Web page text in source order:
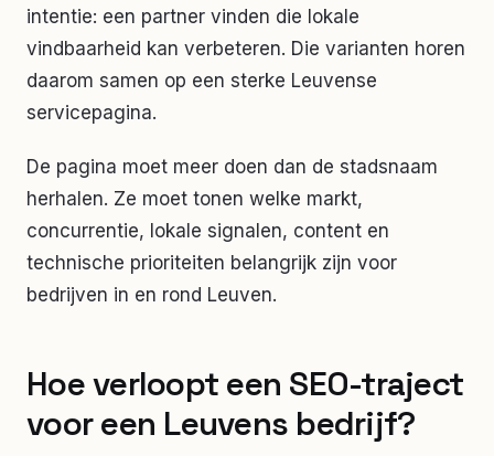
intentie: een partner vinden die lokale
vindbaarheid kan verbeteren. Die varianten horen
daarom samen op een sterke Leuvense
servicepagina.
De pagina moet meer doen dan de stadsnaam
herhalen. Ze moet tonen welke markt,
concurrentie, lokale signalen, content en
technische prioriteiten belangrijk zijn voor
bedrijven in en rond Leuven.
Hoe verloopt een SEO-traject
voor een Leuvens bedrijf?